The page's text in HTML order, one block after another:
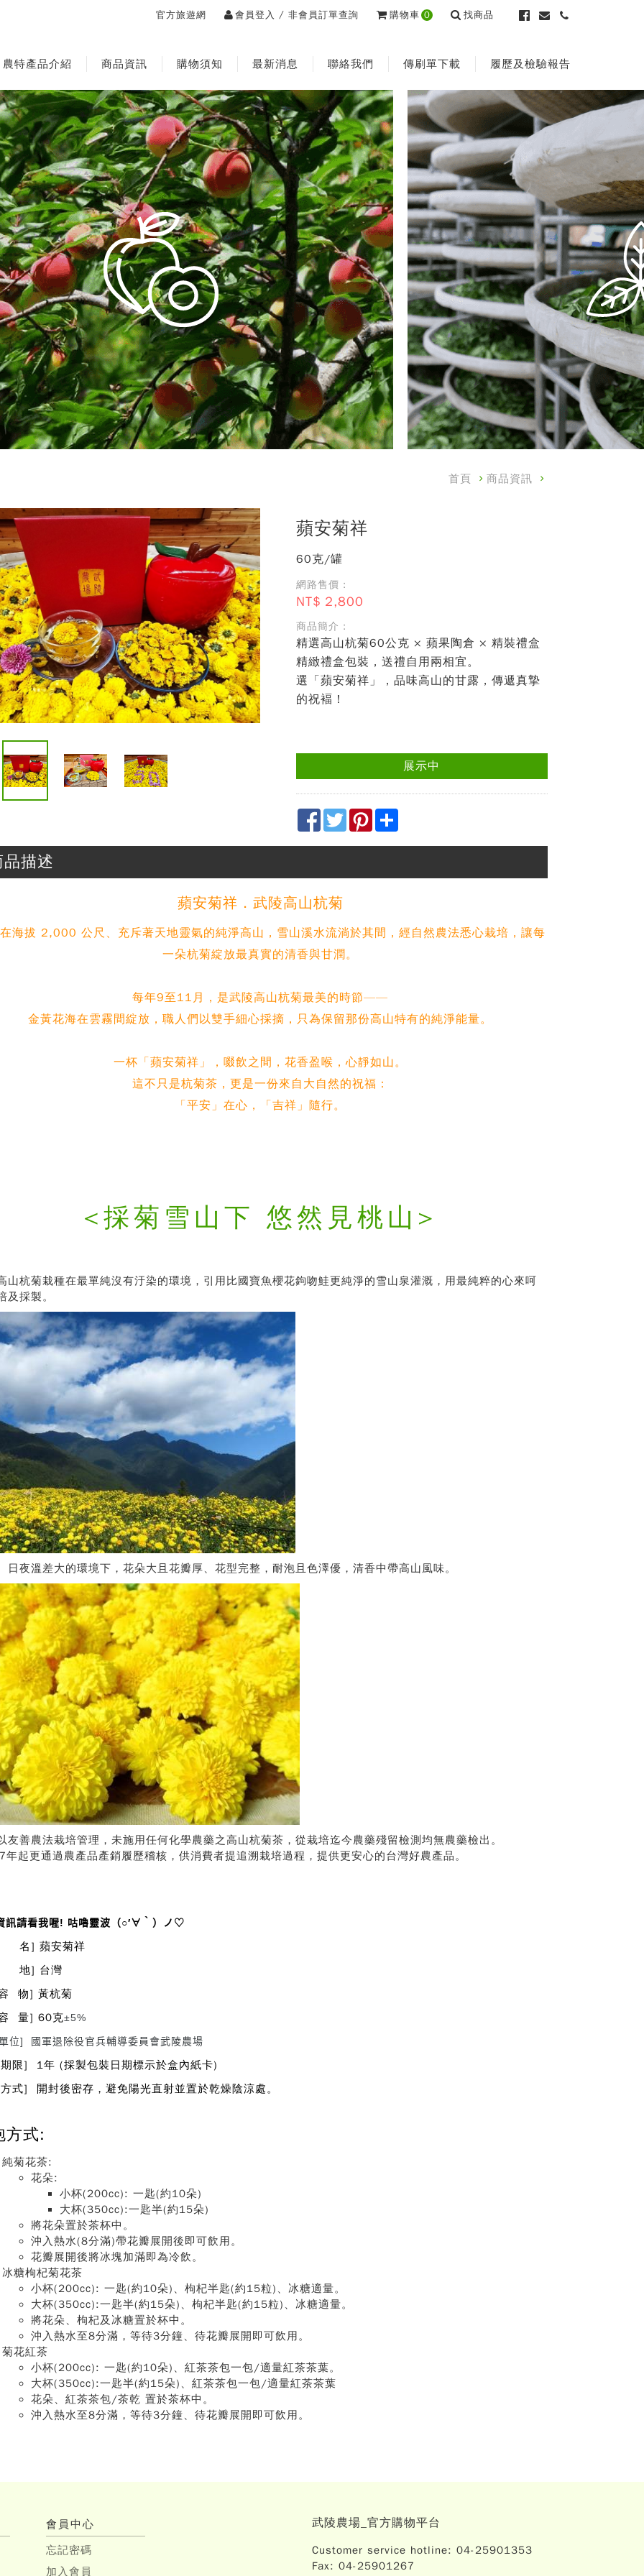
官方旅遊網 會員登入 / 非會員訂單查詢 購物車 0 找商品
農特產品介紹 商品資訊 購物須知 最新消息 聯絡我們 傳刷單下載 履歷及檢驗報告
首頁 商品資訊
蘋安菊祥
60克/罐
網路售價 :
NT$ 2,800
商品簡介 :
精選高山杭菊60公克 × 蘋果陶倉 × 精裝禮盒
精緻禮盒包裝，送禮自用兩相宜。
選「蘋安菊祥」，品味高山的甘露，傳遞真摯
的祝褔！
展示中
Facebook
TwitterPinterest
品描述
蘋安菊祥．武陵高山杭菊
海拔 2,000 公尺、充斥著天地靈氣的純淨高山，雪山溪水流淌於其間，經自然農法悉心栽培，讓每
一朵杭菊綻放最真實的清香與甘潤。
每年9至11月，是武陵高山杭菊最美的時節——
金黃花海在雲霧間綻放，職人們以雙手細心採摘，只為保留那份高山特有的純淨能量。
一杯「蘋安菊祥」，啜飲之間，花香盈喉，心靜如山。
這不只是杭菊茶，更是一份來自大自然的祝福：
「平安」在心，「吉祥」隨行。
<採菊雪山下 悠然見桃山>
山杭菊栽種在最單純沒有汙染的環境，引用比國寶魚櫻花鉤吻鮭更純淨的雪山泉灌溉，用最純粹的心來呵
及採製。
日夜溫差大的環境下，花朵大且花瓣厚、花型完整，耐泡且色澤優，清香中帶高山風味。
友善農法栽培管理，未施用任何化學農藥之高山杭菊茶，從栽培迄今農藥殘留檢測均無農藥檢出。
年起更通過農產品產銷履歷稽核，供消費者提追溯栽培過程，提供更安心的台灣好農產品。
訊請看我喔! 咕嚕靈波（○′∀‵）ノ♡
] 蘋安菊祥
] 台灣
物] 黃杭菊
量] 60克±5%
位] 國軍退除役官兵輔導委員會武陵農場
限] 1年 (採製包裝日期標示於盒內紙卡)
式] 開封後密存，避免陽光直射並置於乾燥陰涼處。
方式:
純菊花茶:
花朵:
小杯(200cc): 一匙(約10朵)
大杯(350cc):一匙半(約15朵)
將花朵置於茶杯中。
沖入熱水(8分滿)帶花瓣展開後即可飲用。
花瓣展開後將冰塊加滿即為冷飲。
冰糖枸杞菊花茶
小杯(200cc): 一匙(約10朵)、枸杞半匙(約15粒)、冰糖適量。
大杯(350cc):一匙半(約15朵)、枸杞半匙(約15粒)、冰糖適量。
將花朵、枸杞及冰糖置於杯中。
沖入熱水至8分滿，等待3分鐘、待花瓣展開即可飲用。
菊花紅茶
小杯(200cc): 一匙(約10朵)、紅茶茶包一包/適量紅茶茶葉。
大杯(350cc):一匙半(約15朵)、紅茶茶包一包/適量紅茶茶葉
花朵、紅茶茶包/茶乾 置於茶杯中。
沖入熱水至8分滿，等待3分鐘、待花瓣展開即可飲用。
會員中心
忘記密碼
加入會員
武陵農場_官方購物平台
Customer service hotline: 04-25901353
Fax: 04-25901267